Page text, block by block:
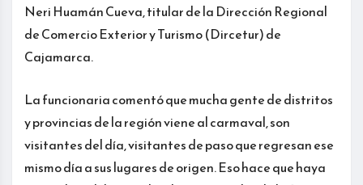
Neri Huamán Cueva, titular de la Dirección Regional
de Comercio Exterior y Turismo (Dircetur) de
Cajamarca.
La funcionaria comentó que mucha gente de distritos
y provincias de la región viene al carmaval, son
visitantes del día, visitantes de paso que regresan ese
mismo día a sus lugares de origen. Eso hace que haya